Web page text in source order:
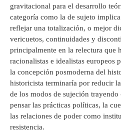
gravitacional para el desarrollo
categoría como la de sujeto
reflejar una totalización, o mejor
vericuetos, continuidades y
principalmente en la relectura que
racionalistas e idealistas europeos
la concepción posmoderna del
historicista terminaría por reducir
de los modos de sujeción
pensar las prácticas políticas, la
las relaciones de poder como
resistencia.